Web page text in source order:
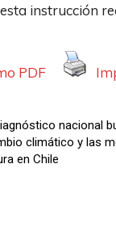
instrucción
PDF
nacional
climático y las
en Chile